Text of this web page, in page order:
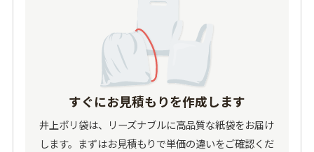
すぐにお見積もりを作成します
井上ポリ袋は、リーズナブルに高品質な紙袋をお届け
します。まずはお見積もりで単価の違いをご確認くだ